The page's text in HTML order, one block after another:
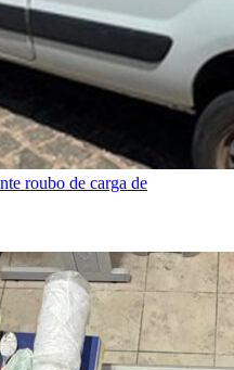
roubo de carga de